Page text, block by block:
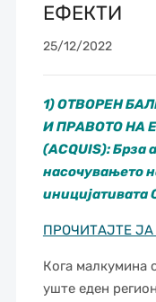
ЕФЕКТИ
25/12/2022
1) ОТВОРЕН
И ПРАВОТО НА
(ACQUIS):Брза
насочувањето
иницијативата
ПРОЧИТАЈТЕ
Кога малкумина
уште еден